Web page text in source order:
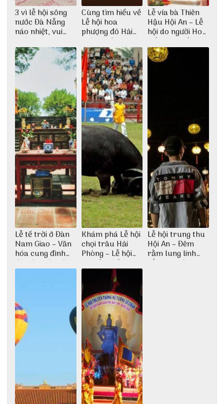
3 vì lễ hội sông
nước Đà Nẵng
náo nhiệt, vui
nhộn
Cùng tìm hiểu về
Lễ hội hoa
phượng đỏ Hải
Phòng với 3vi.vn
Lễ vía bà Thiên
Hậu Hội An – Lễ
hội do người Hoa
kiều sinh sống ở
Hội An tổ chức
Lễ tế trời ở Đàn
Nam Giao – Văn
hóa cung đình
độc đáo từ thời
nhà Nguyễn
Khám phá Lễ hội
chọi trâu Hải
Phòng – Lễ hội
truyền thống lâu
đời
Lễ hội trung thu
Hội An – Đêm
rằm lung linh
sắc màu đèn